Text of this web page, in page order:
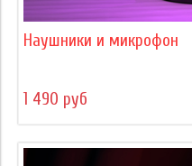
Наушники и микрофон
1 490 руб